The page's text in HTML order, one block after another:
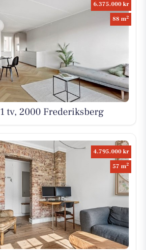
6.375.000 kr
88 m2
tv, 2000 Frederiksberg
4.795.000 kr
57 m2